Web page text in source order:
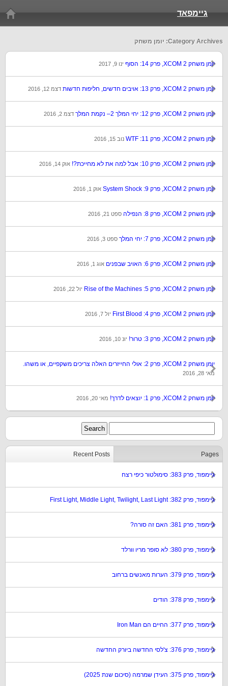
גיימפאד
Category Archives: יומן משחק
יומן משחק XCOM 2, פרק 14: הסוף ינו 9, 2017
יומן משחק XCOM 2, פרק 13: אויבים חדשים, חליפות חדשות דצמ 12, 2016
יומן משחק XCOM 2, פרק 12: יחי המלך 2– נקמת המלך דצמ 2, 2016
יומן משחק XCOM 2, פרק 11: WTF נוב 15, 2016
יומן משחק XCOM 2, פרק 10: אבל למה את לא מחייכת?! אוק 14, 2016
יומן משחק XCOM 2, פרק 9: System Shock אוק 1, 2016
יומן משחק XCOM 2, פרק 8: הנפילה ספט 21, 2016
יומן משחק XCOM 2, פרק 7: יחי המלך ספט 3, 2016
יומן משחק XCOM 2, פרק 6: האויב שבפנים אוג 1, 2016
יומן משחק XCOM 2, פרק 5: Rise of the Machines יול 22, 2016
יומן משחק XCOM 2, פרק 4: First Blood יול 7, 2016
יומן משחק XCOM 2, פרק 3: טרור! יונ 10, 2016
יומן משחק XCOM 2, פרק 2: אולי החייזרים האלה צריכים משקפיים, או משהו.
מאי 28, 2016
יומן משחק XCOM 2, פרק 1: יוצאים לדרך! מאי 20, 2016
Recent Posts Pages
גיימפוד, פרק 383: סימולטור כיפי רצח
גיימפוד, פרק 382: First Light, Middle Light, Twilight, Last Light
גיימפוד, פרק 381: האם זה סורה?
גיימפוד, פרק 380: לא סופר מריו וורלד
גיימפוד, פרק 379: הערות מאנשים ברחוב
גיימפוד, פרק 378: הודים
גיימפוד, פרק 377: החיים הם Iron Man
גיימפוד, פרק 376: צ'לסי החדשה ביורק החדשה
גיימפוד, פרק 375: העידן שמרמה (סיכום שנת 2025)